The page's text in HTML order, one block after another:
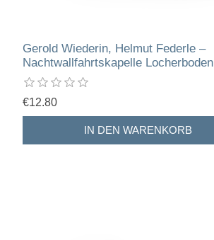
Gerold Wiederin, Helmut Federle –
Nachtwallfahrtskapelle Locherboden
€12.80